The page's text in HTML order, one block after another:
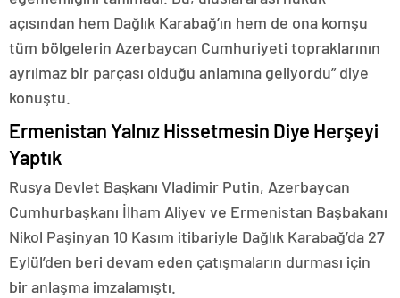
açısından hem Dağlık Karabağ’ın hem de ona komşu
tüm bölgelerin Azerbaycan Cumhuriyeti topraklarının
ayrılmaz bir parçası olduğu anlamına geliyordu” diye
konuştu.
Ermenistan Yalnız Hissetmesin Diye Herşeyi
Yaptık
Rusya Devlet Başkanı Vladimir Putin, Azerbaycan
Cumhurbaşkanı İlham Aliyev ve Ermenistan Başbakanı
Nikol Paşinyan 10 Kasım itibariyle Dağlık Karabağ’da 27
Eylül’den beri devam eden çatışmaların durması için
bir anlaşma imzalamıştı.